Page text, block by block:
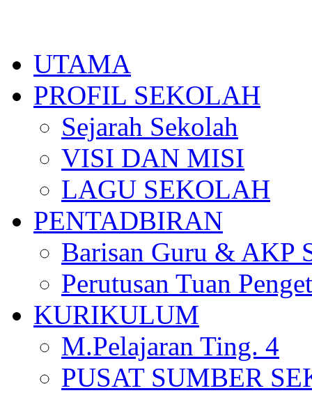
UTAMA
PROFIL SEKOLAH
Sejarah Sekolah
VISI DAN MISI
LAGU SEKOLAH
PENTADBIRAN
Barisan Guru & AKP
Perutusan Tuan
KURIKULUM
M.Pelajaran Ting. 4
PUSAT SUMBER